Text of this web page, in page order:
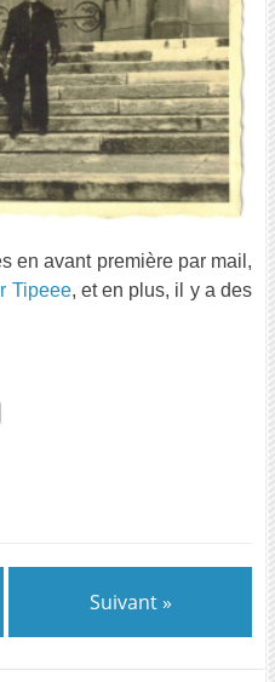
en avant première par mail,
Tipeee, et en plus, il y a des
Suivant »